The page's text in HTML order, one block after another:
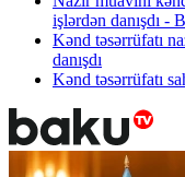
işlərdən danışdı -
Kənd təsərrüfatı
danışdı
Kənd təsərrüfatı